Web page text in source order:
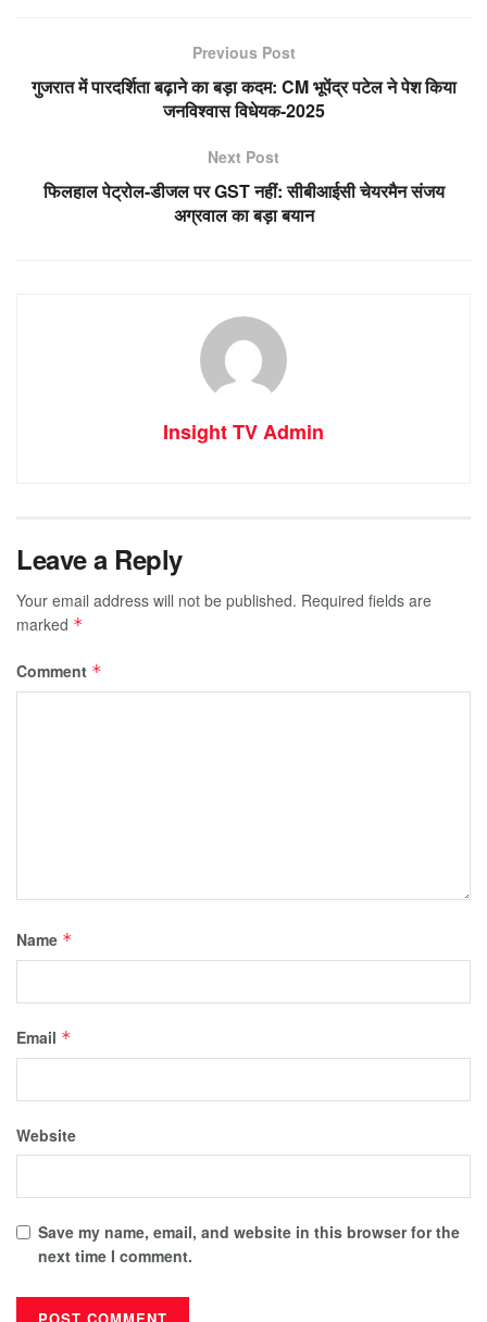
Previous Post
गुजरात में पारदर्शिता बढ़ाने का बड़ा कदम: CM भूपेंद्र पटेल ने पेश किया
जनविश्वास विधेयक-2025
Next Post
फिलहाल पेट्रोल-डीजल पर GST नहीं: सीबीआईसी चेयरमैन संजय
अग्रवाल का बड़ा बयान
Insight TV Admin
Leave a Reply
Your email address will not be published. Required fields are
marked *
Comment *
Name *
Email *
Website
Save my name, email, and website in this browser for the
next time I comment.